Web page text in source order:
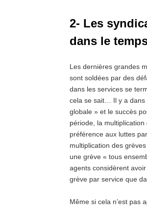
2- Les
dans le
Les dernières grandes
sont soldées par des
dans les services se
cela se sait… Il y a dans
globale » et le succès
période, la
préférence aux luttes
multiplication des
une grève « tous
agents considèrent
grève par service que
Même si cela n’est pas